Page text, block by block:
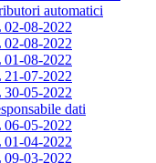
automatici
08-2022
08-2022
08-2022
07-2022
05-2022
dati
05-2022
04-2022
03-2022